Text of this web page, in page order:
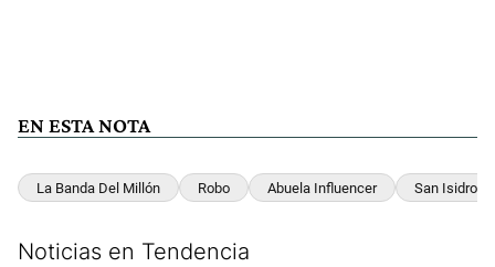
EN ESTA NOTA
La Banda Del Millón Robo Abuela Influencer San Isidro
Noticias en Tendencia